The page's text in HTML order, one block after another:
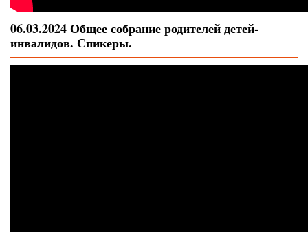
06.03.2024 Общее собрание родителей детей-
инвалидов. Спикеры.